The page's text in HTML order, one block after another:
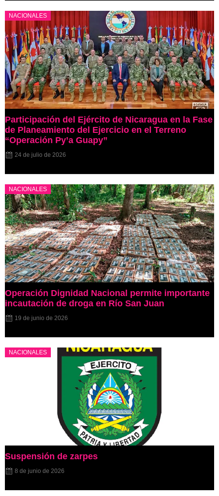
NACIONALES
Participación del Ejército de Nicaragua en la Fase
de Planeamiento del Ejercicio en el Terreno
“Operación Py’a Guapy”
24 de julio de 2026
NACIONALES
Operación Dignidad Nacional permite importante
incautación de droga en Río San Juan
19 de junio de 2026
NACIONALES
Suspensión de zarpes
8 de junio de 2026